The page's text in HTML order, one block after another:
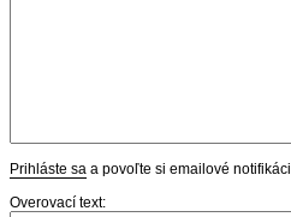
Prihláste sa a povoľte si emailové
Overovací text: